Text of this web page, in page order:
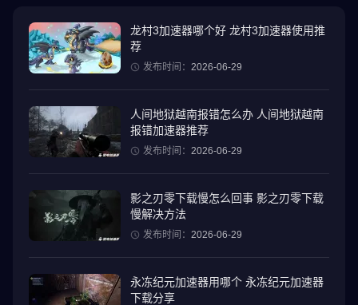
龙村3加速器哪个好 龙村3加速器使用推
荐
发布时间： 2026-06-29
人间地狱越南报错怎么办 人间地狱越南
报错加速器推荐
发布时间： 2026-06-29
影之刃零下载慢怎么回事 影之刃零下载
慢解决方法
发布时间： 2026-06-29
永冻纪元加速器用哪个 永冻纪元加速器
下载分享